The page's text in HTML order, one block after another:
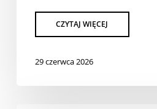
29 czerwca 2026